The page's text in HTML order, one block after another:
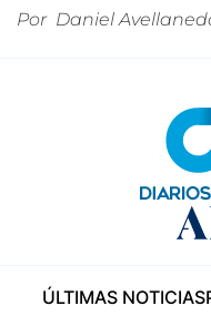
Por Daniel
ÚLTIMAS NOTICIAS